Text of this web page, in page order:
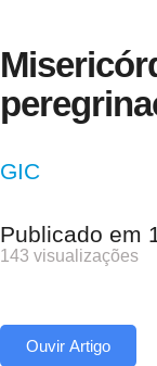
GIC
Publicado em
143 visualizações
Ouvir Artigo